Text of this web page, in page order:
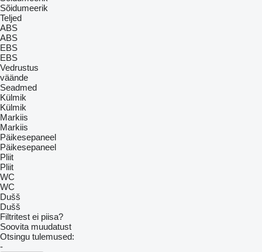
Sõidumeerik
Teljed
ABS
ABS
EBS
EBS
Vedrustus
väände
Seadmed
Külmik
Külmik
Markiis
Markiis
Päikesepaneel
Päikesepaneel
Pliit
Pliit
WC
WC
Dušš
Dušš
Filtritest ei piisa?
Soovita muudatust
Otsingu tulemused:
-